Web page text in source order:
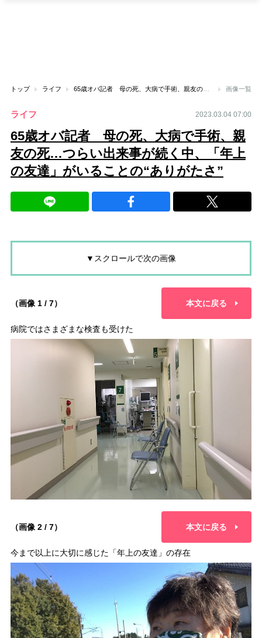
トップ ライフ 65歳オバ記者 母の死、大病で手術、親友の死…つらい出来事が続く中、「年上の友達」がいることの“ありがたさ” 画像一覧
ライフ 2023.03.04 07:00
65歳オバ記者 母の死、大病で手術、親
友の死…つらい出来事が続く中、「年上
の友達」がいることの“ありがたさ”
▼スクロールで次の画像
（画像 1 / 7） 本文に戻る
病院ではさまざまな検査も受けた
（画像 2 / 7） 本文に戻る
今まで以上に大切に感じた「年上の友達」の存在